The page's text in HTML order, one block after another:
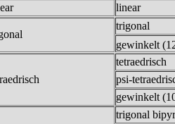
linear
trigonal
gewinkelt
tetraedrisch
psi-
gewinkelt
trigonal